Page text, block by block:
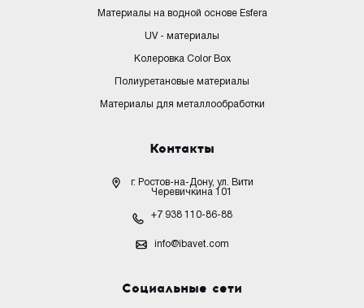
Материалы на водной основе Esfera
UV - материалы
Колеровка Color Box
Полиуретановые материалы
Материалы для металлообработки
Контакты
г. Ростов-на-Дону, ул. Вити
Черевичкина 101
+7 938 110-86-88
info@ibavet.com
Социальные сети